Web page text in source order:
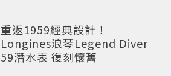
重返1959經典設計！
Longines浪琴Legend Diver
59潛水表 復刻懷舊